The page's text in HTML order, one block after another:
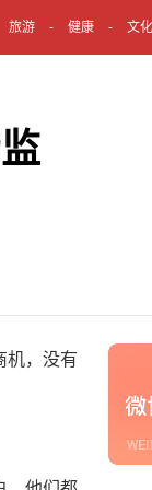
旅游 健康 文化
机，没有